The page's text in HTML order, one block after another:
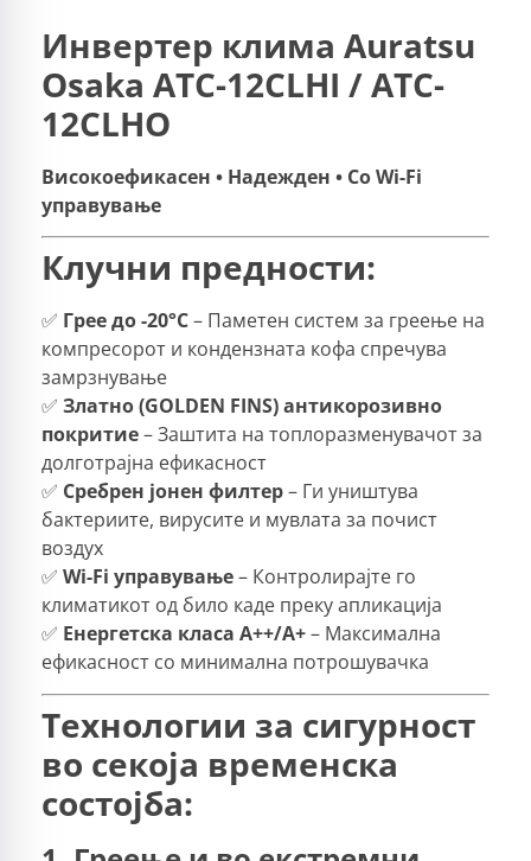
Инвертер клима Auratsu
Osaka ATC-12CLHI / ATC-
12CLHO
Високоефикасен • Надежден • Со Wi-Fi
управување
Клучни предности:
✅ Грее до -20°C– Паметен систем за греење на
компресорот и кондензната кофа спречува
замрзнување
✅ Златно (GOLDEN FINS) антикорозивно
покритие– Заштита на топлоразменувачот за
долготрајна ефикасност
✅ Сребрен јонен филтер– Ги уништува
бактериите, вирусите и мувлата за почист
воздух
✅ Wi-Fi управување– Контролирајте го
климатикот од било каде преку апликација
✅ Енергетска класа A++/A+– Максимална
ефикасност со минимална потрошувачка
Технологии за сигурност
во секоја временска
состојба: